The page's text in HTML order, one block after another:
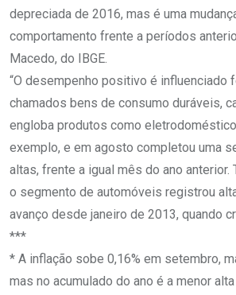
depreciada de 2016, mas é uma
comportamento frente a períodos
Macedo, do IBGE.
“O desempenho positivo é influenciado
chamados bens de consumo duráveis,
engloba produtos como
exemplo, e em agosto completou uma
altas, frente a igual mês do ano anterior.
o segmento de automóveis registrou
avanço desde janeiro de 2013, quando
***
* A inflação sobe 0,16% em setembro,
mas no acumulado do ano é a menor